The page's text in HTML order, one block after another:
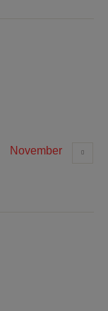
November